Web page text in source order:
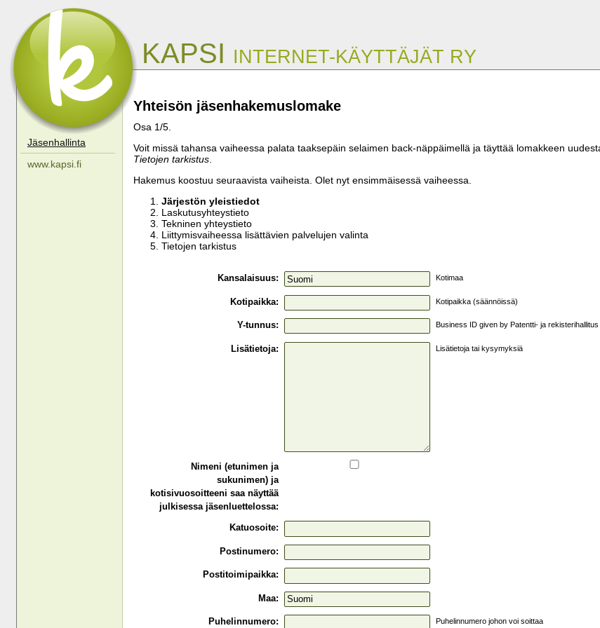
KAPSI INTERNET-KÄYTTÄJÄT RY
Jäsenhallinta
www.kapsi.fi
Yhteisön jäsenhakemuslomake
Osa 1/5.
Voit missä tahansa vaiheessa palata taaksepäin selaimen back-näppäimellä ja täyttää lomakkeen
Tietojen tarkistus
Hakemus koostuu seuraavista vaiheista. Olet nyt ensimmäisessä vaiheessa.
Järjestön yleistiedot
Laskutusyhteystieto
Tekninen yhteystieto
Liittymisvaiheessa lisättävien palvelujen valinta
Tietojen tarkistus
Kansalaisuus: Kotimaa
Kotipaikka: Kotipaikka (säännöissä)
Y-tunnus: Business ID given by Patentti- ja rekisterihallitus
Lisätietoja: Lisätietoja tai kysymyksiä
Nimeni (etunimen ja
sukunimen) ja
kotisivuosoitteeni saa näyttää
julkisessa jäsenluettelossa:
Katuosoite:
Postinumero:
Postitoimipaikka:
Maa:
Puhelinnumero: Puhelinnumero johon voi soittaa